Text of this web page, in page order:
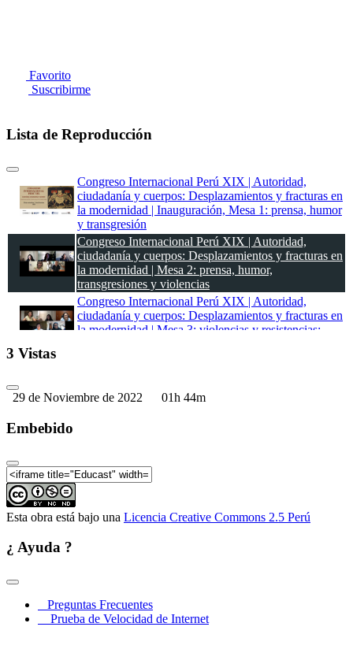
Favorito
Suscribirme
Lista de Reproducción
Congreso Internacional Perú XIX | Autoridad,
ciudadanía y cuerpos: Desplazamientos y fracturas en
la modernidad | Inauguración, Mesa 1: prensa, humor
y transgresión
Congreso Internacional Perú XIX | Autoridad,
ciudadanía y cuerpos: Desplazamientos y fracturas en
la modernidad | Mesa 2: prensa, humor,
transgresiones y violencias
Congreso Internacional Perú XIX | Autoridad,
ciudadanía y cuerpos: Desplazamientos y fracturas en
la modernidad | Mesa 3: violencias y resistencias:
y epidemias en el Perú (1890-1920)
escrituras de mujeres
Taller la risa contra la muerte: humor y epidemias en
visuales: imágenes, miradas y desbordes semánticos e
ideológicos
el perú (1890-1920) | Conferencia magistral: contra
pedagogías del afecto en el siglo xix
3 Vistas
29 de Noviembre de 2022 01h 44m
Embebido
Esta obra está bajo una Licencia Creative Commons 2.5 Perú
¿ Ayuda ?
Preguntas Frecuentes
Prueba de Velocidad de Internet